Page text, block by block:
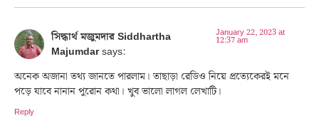
সিদ্ধার্থ মজুমদার Siddhartha
Majumdarsays:
January 22, 2023 at
12:37 am
অনেক অজানা তথ্য জানতে পারলাম। তাছাড়া রেডিও নিয়ে প্রত্যেকেরই মনে
পড়ে যাবে নানান পুরোন কথা। খুব ভালো লাগল লেখাটি।
Reply